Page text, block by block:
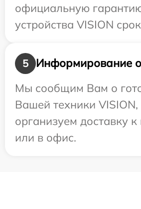
официальную
устройства VISION
5
Информирование о
Мы сообщим Вам о
Вашей техники
организуем доставку
или в офис.